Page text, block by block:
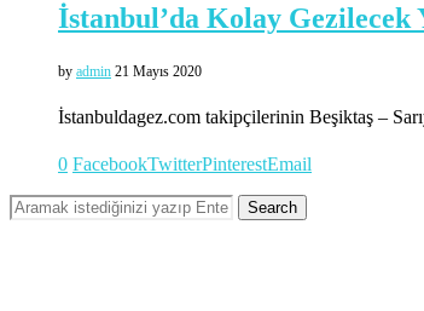
İstanbul’da Kolay Gezilecek
by admin 21 Mayıs 2020
İstanbuldagez.com takipçilerinin Beşiktaş –
0 FacebookTwitterPinterestEmail